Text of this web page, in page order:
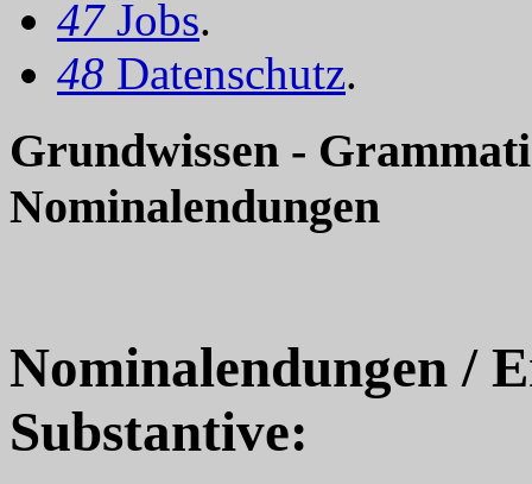
47 Jobs.
48 Datenschutz.
Grundwissen -
Nominalendungen
Nominalendungen /
Substantive: